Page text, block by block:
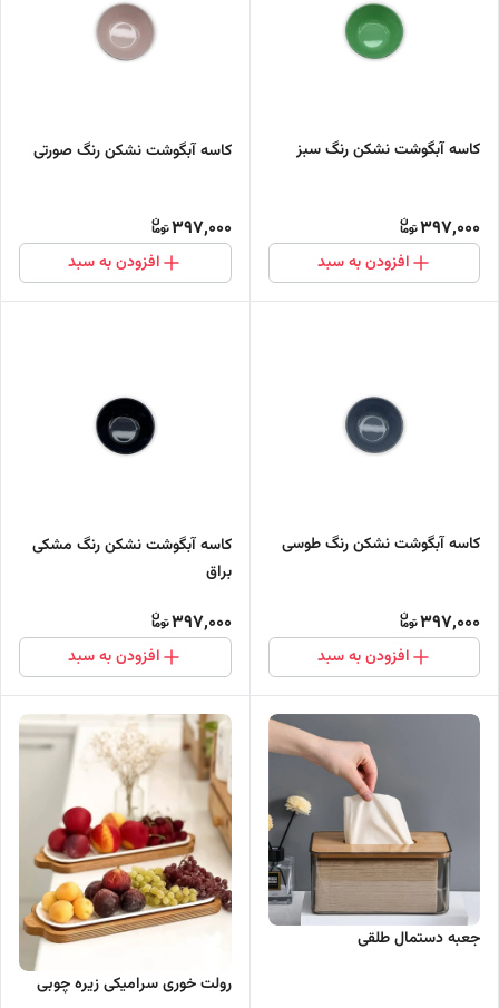
کاسه آبگوشت نشکن رنگ سبز
397,000
افزودن به سبد
کاسه آبگوشت نشکن رنگ صورتی
397,000
افزودن به سبد
کاسه آبگوشت نشکن رنگ طوسی
397,000
افزودن به سبد
کاسه آبگوشت نشکن رنگ مشکی
براق
397,000
افزودن به سبد
جعبه دستمال طلقی
رولت خوری سرامیکی زیره چوبی